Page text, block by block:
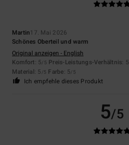
Martin17. Mai 2026
Schönes Oberteil und warm
Original anzeigen - English
Komfort: 5/5 Preis-Leistungs-Verhältnis: 5
Material: 5 /5 Farbe: 5/5
Ich empfehle dieses Produkt
5/5